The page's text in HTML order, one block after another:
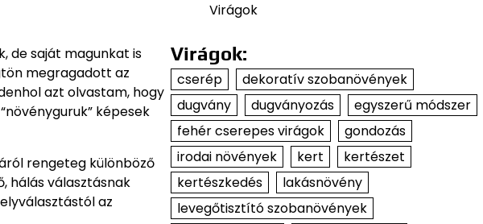
de saját magunkat is
megragadott az
azt olvastam, hogy
képesek
rengeteg különböző
hálás választásnak
az
Virágok
Virágok:
cserép
dekoratív szobanövények
dugvány
dugványozás
egyszerű módszer
fehér cserepes virágok
gondozás
irodai növények
kert
kertészet
kertészkedés
lakásnövény
levegőtisztító szobanövények